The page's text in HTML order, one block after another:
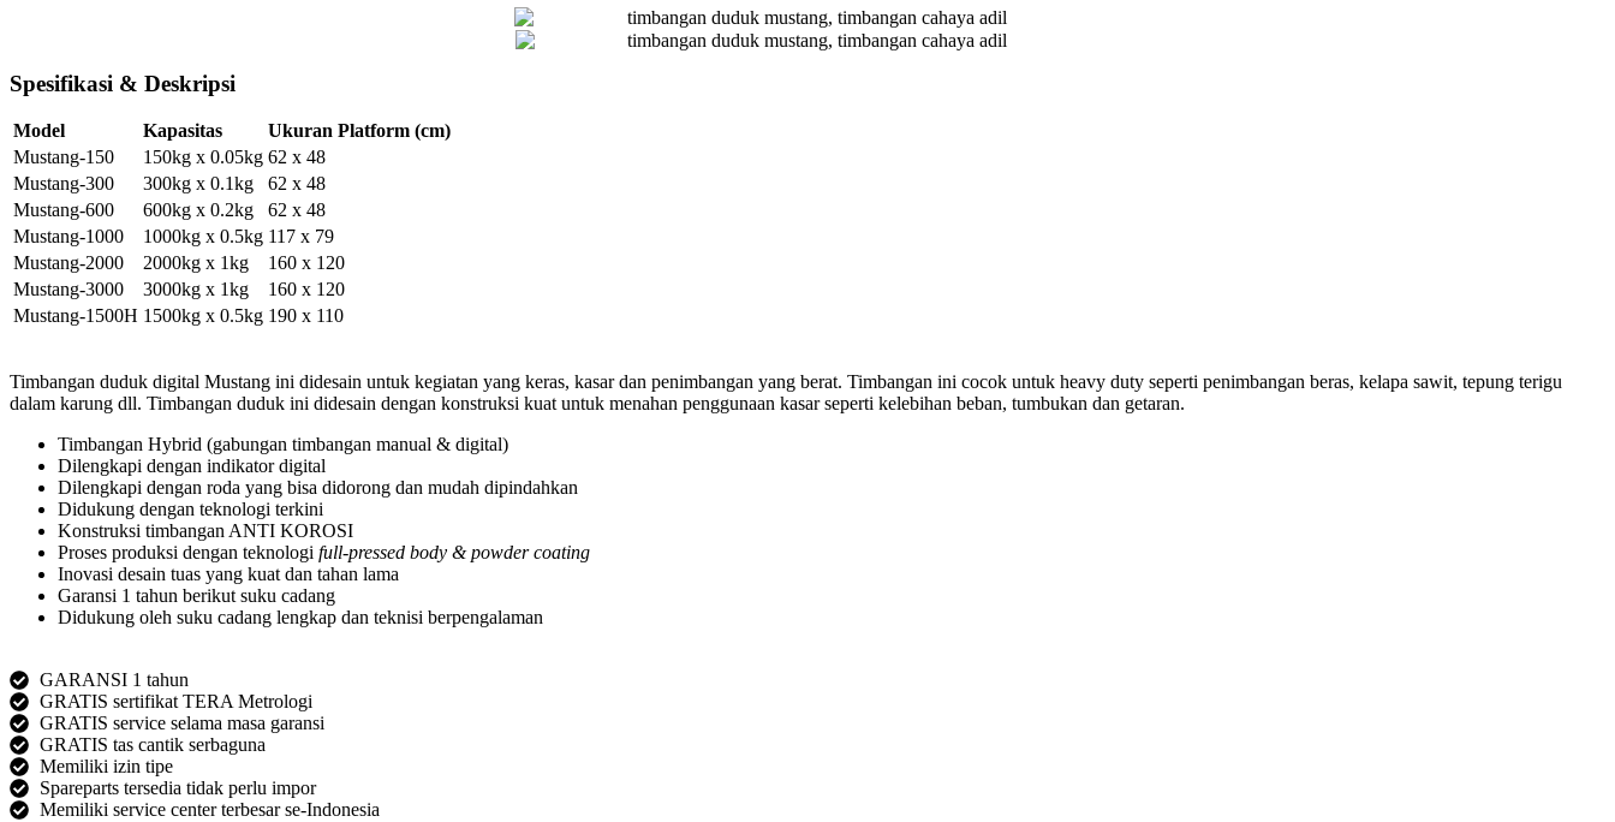
Spesifikasi & Deskripsi
Model Kapasitas
Ukuran Platform (cm)
Mustang-150
150kg x 0.05kg 62 x 48
Mustang-300
300kg x 0.1kg
62 x 48
Mustang-600
600kg x 0.2kg
62 x 48
Mustang-1000
1000kg x 0.5kg 117 x 79
Mustang-2000
2000kg x 1kg
160 x 120
Mustang-3000
3000kg x 1kg
160 x 120
Mustang-1500H 1500kg x 0.5kg 190 x 110
Timbangan duduk digital Mustang ini didesain untuk kegiatan yang keras, kasar dan penimbangan yang berat. Timbangan ini cocok untuk heavy duty seperti penimbangan beras, kelapa sawit, tepung terigu
dalam karung dll. Timbangan duduk ini didesain dengan konstruksi kuat untuk menahan penggunaan kasar seperti kelebihan beban, tumbukan dan getaran.
Timbangan Hybrid (gabungan timbangan manual & digital)
Dilengkapi dengan indikator digital
Dilengkapi dengan roda yang bisa didorong dan mudah dipindahkan
Didukung dengan teknologi terkini
Konstruksi timbangan ANTI KOROSI
Proses produksi dengan teknologi full-pressed body & powder coating
Inovasi desain tuas yang kuat dan tahan lama
Garansi 1 tahun berikut suku cadang
Didukung oleh suku cadang lengkap dan teknisi berpengalaman
GARANSI 1 tahun
GRATIS sertifikat TERA Metrologi
GRATIS service selama masa garansi
GRATIS tas cantik serbaguna
Memiliki izin tipe
Spareparts tersedia tidak perlu impor
Memiliki service center terbesar se-Indonesia